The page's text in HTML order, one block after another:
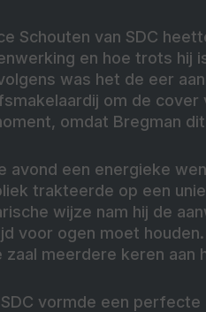
Schouten van SDC
en hoe trots
was het de eer
om de
omdat Bregman
avond een energieke
trakteerde op een
wijze nam hij de
voor ogen moet
meerdere keren aan
vormde een